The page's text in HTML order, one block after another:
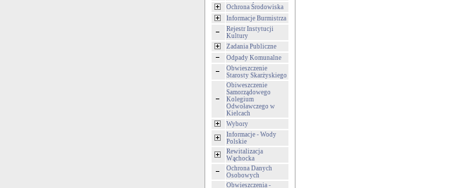
Ochrona Środowiska
Informacje Burmistrza
Rejestr Instytucji
Kultury
Zadania Publiczne
Odpady Komunalne
Obwieszczenie
Starosty Skarżyskiego
Obiweszczenie
Samorządowego
Kolegium
Odwoławczego w
Kielcach
Wybory
Informacje - Wody
Polskie
Rewitalizacja
Wąchocka
Ochrona Danych
Osobowych
Obwieszczenia -